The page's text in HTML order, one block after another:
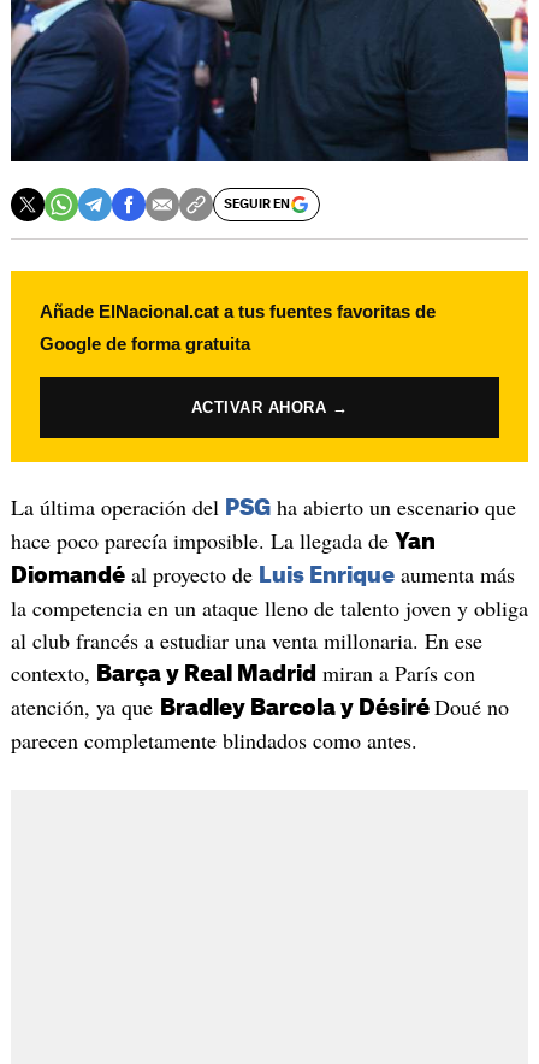
SEGUIR EN
Añade ElNacional.cat a tus fuentes favoritas de
Google de forma gratuita
ACTIVAR AHORA →
La última operación del PSGha abierto un escenario que
hace poco parecía imposible. La llegada de Yan
Diomandéal proyecto de Luis Enriqueaumenta más
la competencia en un ataque lleno de talento joven y obliga
al club francés a estudiar una venta millonaria. En ese
contexto, Barça y Real Madrid miran a París con
atención, ya que Bradley Barcola y Désiré Doué no
parecen completamente blindados como antes.